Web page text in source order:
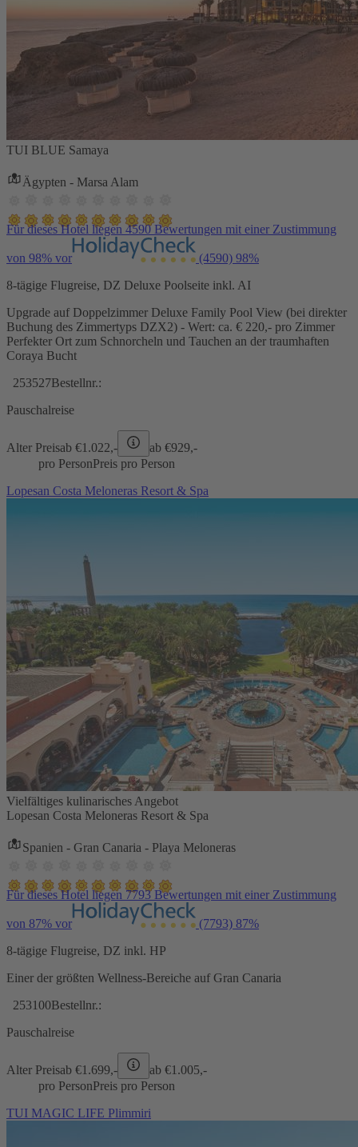
TUI BLUE Samaya
Ägypten - Marsa Alam
Für dieses Hotel liegen 4590 Bewertungen mit einer Zustimmung
von 98% vor (4590) 98%
8-tägige Flugreise, DZ Deluxe Poolseite inkl. AI
Upgrade auf Doppelzimmer Deluxe Family Pool View (bei direkter
Buchung des Zimmertyps DZX2) - Wert: ca. € 220,- pro Zimmer
Perfekter Ort zum Schnorcheln und Tauchen an der traumhaften
Coraya Bucht
253527Bestellnr.:
Pauschalreise
Alter Preisab €1.022,- ab €929,-
pro PersonPreis pro Person
Lopesan Costa Meloneras Resort & Spa
Vielfältiges kulinarisches Angebot
Lopesan Costa Meloneras Resort & Spa
Spanien - Gran Canaria - Playa Meloneras
Für dieses Hotel liegen 7793 Bewertungen mit einer Zustimmung
von 87% vor (7793) 87%
8-tägige Flugreise, DZ inkl. HP
Einer der größten Wellness-Bereiche auf Gran Canaria
253100Bestellnr.:
Pauschalreise
Alter Preisab €1.699,- ab €1.005,-
pro PersonPreis pro Person
TUI MAGIC LIFE Plimmiri